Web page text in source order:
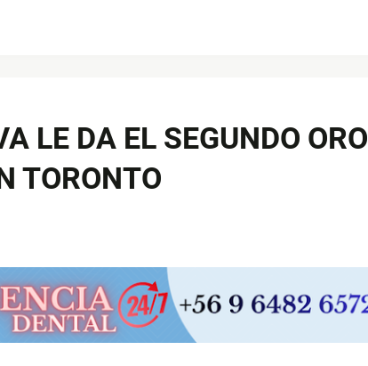
LE DA EL SEGUNDO ORO
TORONTO